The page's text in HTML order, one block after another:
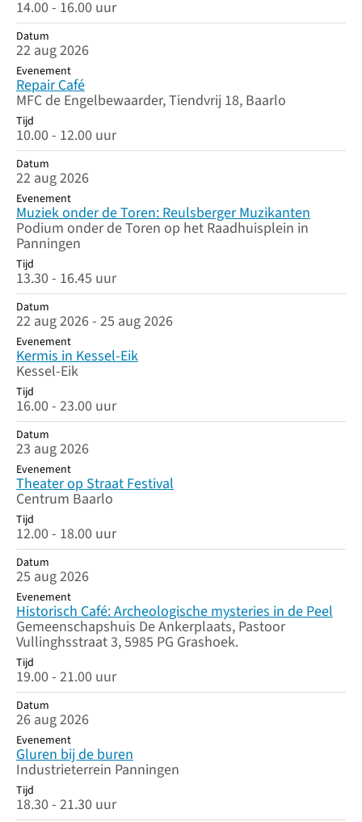
14.00 - 16.00 uur
Datum
22 aug 2026
Evenement
Repair Café
MFC de Engelbewaarder, Tiendvrij 18, Baarlo
Tijd
10.00 - 12.00 uur
Datum
22 aug 2026
Evenement
Muziek onder de Toren: Reulsberger Muzikanten
Podium onder de Toren op het Raadhuisplein in
Panningen
Tijd
13.30 - 16.45 uur
Datum
22 aug 2026 - 25 aug 2026
Evenement
Kermis in Kessel-Eik
Kessel-Eik
Tijd
16.00 - 23.00 uur
Datum
23 aug 2026
Evenement
Theater op Straat Festival
Centrum Baarlo
Tijd
12.00 - 18.00 uur
Datum
25 aug 2026
Evenement
Historisch Café: Archeologische mysteries in de Peel
Gemeenschapshuis De Ankerplaats, Pastoor
Vullinghsstraat 3, 5985 PG Grashoek.
Tijd
19.00 - 21.00 uur
Datum
26 aug 2026
Evenement
Gluren bij de buren
Industrieterrein Panningen
Tijd
18.30 - 21.30 uur